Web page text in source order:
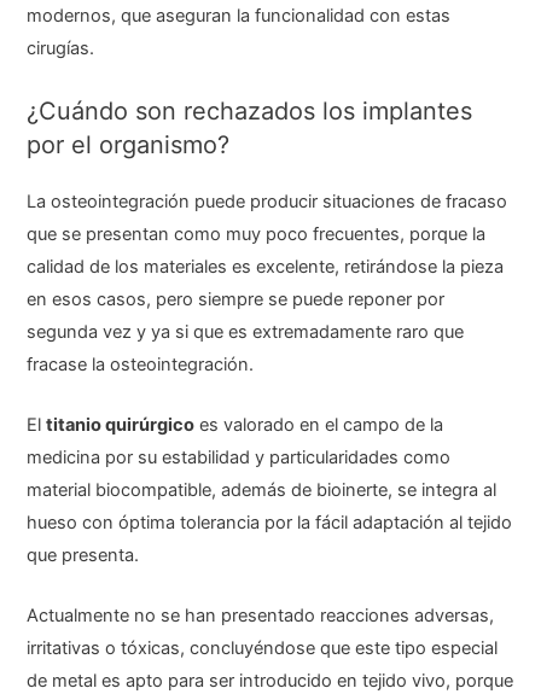
modernos, que aseguran la funcionalidad con estas
cirugías.
¿Cuándo son rechazados los implantes
por el organismo?
La osteointegración puede producir situaciones de fracaso
que se presentan como muy poco frecuentes, porque la
calidad de los materiales es excelente, retirándose la pieza
en esos casos, pero siempre se puede reponer por
segunda vez y ya si que es extremadamente raro que
fracase la osteointegración.
Eltitanio quirúrgico es valorado en el campo de la
medicina por su estabilidad y particularidades como
material biocompatible, además de bioinerte, se integra al
hueso con óptima tolerancia por la fácil adaptación al tejido
que presenta.
Actualmente no se han presentado reacciones adversas,
irritativas o tóxicas, concluyéndose que este tipo especial
de metal es apto para ser introducido en tejido vivo, porque